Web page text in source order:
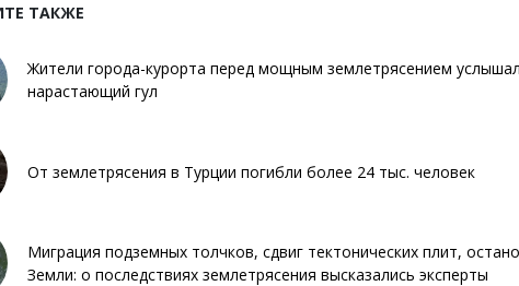
ТАКЖЕ
Жители города-курорта перед мощным землетрясением
нарастающий гул
От землетрясения в Турции погибли более 24 тыс. человек
Миграция подземных толчков, сдвиг тектонических плит,
Земли: о последствиях землетрясения высказались эксперты